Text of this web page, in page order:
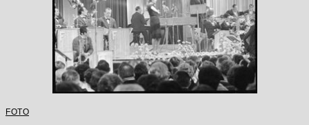
FOTO